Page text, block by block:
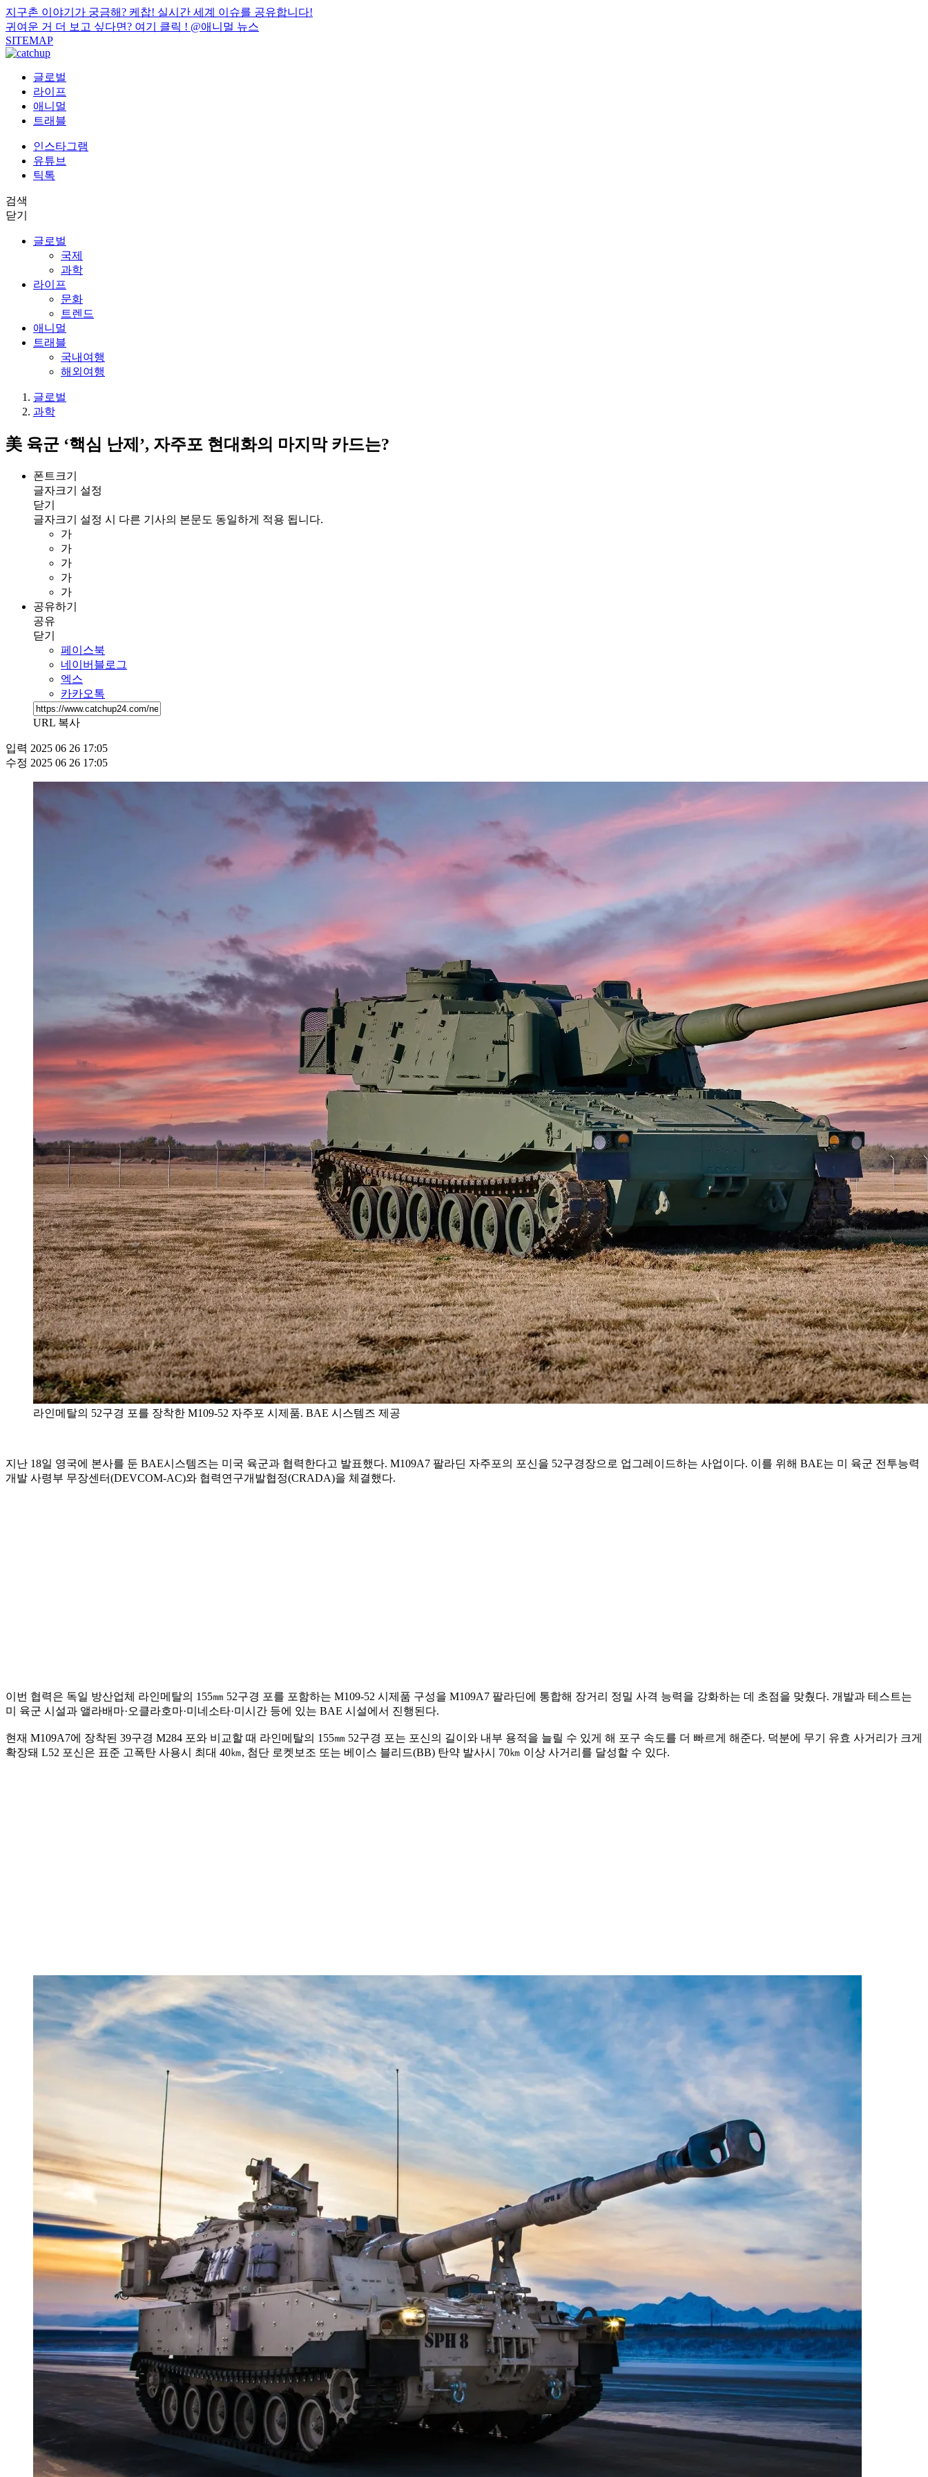
지구촌 이야기가 궁금해? 케찹! 실시간 세계 이슈를 공유합니다!
귀여운 거 더 보고 싶다면? 여기 클릭 ! @애니멀 뉴스
SITEMAP
글로벌
라이프
애니멀
트래블
인스타그램
유튜브
틱톡
검색
닫기
글로벌
국제
과학
라이프
문화
트렌드
애니멀
트래블
국내여행
해외여행
글로벌
과학
美 육군 ‘핵심 난제’, 자주포 현대화의 마지막 카드는?
폰트크기
글자크기 설정
닫기
글자크기 설정 시 다른 기사의 본문도 동일하게 적용 됩니다.
가
가
가
가
가
공유하기
공유
닫기
페이스북
네이버블로그
엑스
카카오톡
URL 복사
입력 2025 06 26 17:05
수정 2025 06 26 17:05
라인메탈의 52구경 포를 장착한 M109-52 자주포 시제품. BAE 시스템즈 제공
지난 18일 영국에 본사를 둔 BAE시스템즈는 미국 육군과 협력한다고 발표했다. M109A7 팔라딘 자주포의 포신을 52구경장으로 업그레이드하는 사업이다. 이를 위해 BAE는 미 육군 전투능력
개발 사령부 무장센터(DEVCOM-AC)와 협력연구개발협정(CRADA)을 체결했다.
이번 협력은 독일 방산업체 라인메탈의 155㎜ 52구경 포를 포함하는 M109-52 시제품 구성을 M109A7 팔라딘에 통합해 장거리 정밀 사격 능력을 강화하는 데 초점을 맞췄다. 개발과 테스트는
미 육군 시설과 앨라배마·오클라호마·미네소타·미시간 등에 있는 BAE 시설에서 진행된다.
현재 M109A7에 장착된 39구경 M284 포와 비교할 때 라인메탈의 155㎜ 52구경 포는 포신의 길이와 내부 용적을 늘릴 수 있게 해 포구 속도를 더 빠르게 해준다. 덕분에 무기 유효 사거리가 크게
확장돼 L52 포신은 표준 고폭탄 사용시 최대 40㎞, 첨단 로켓보조 또는 베이스 블리드(BB) 탄약 발사시 70㎞ 이상 사거리를 달성할 수 있다.